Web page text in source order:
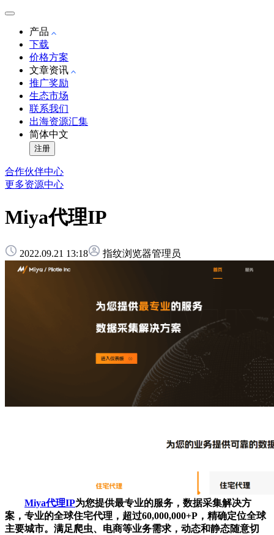
产品
下载
价格方案
文章资讯
推广奖励
生态市场
联系我们
出海资源汇集
简体中文
注册
合作伙伴中心
更多资源中心
Miya代理IP
2022.09.21 13:18 指纹浏览器管理员
Miya代理IP为您提供最专业的服务，数据采集解决方
案，专业的全球住宅代理，超过60,000,000+P，精确定位全球
主要城市。满足爬虫、电商等业务需求，动态和静态随意切